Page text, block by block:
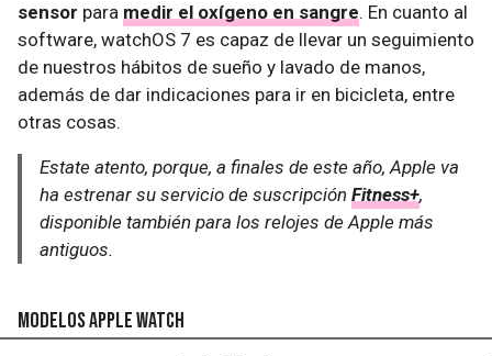
sensor para medir el oxígeno en sangre. En cuanto al
software, watchOS 7 es capaz de llevar un seguimiento
de nuestros hábitos de sueño y lavado de manos,
además de dar indicaciones para ir en bicicleta, entre
otras cosas.
Estate atento, porque, a finales de este año, Apple va
ha estrenar su servicio de suscripción Fitness+,
disponible también para los relojes de Apple más
antiguos.
Modelos Apple Watch